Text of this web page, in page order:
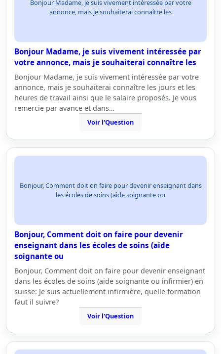
Bonjour Madame, je suis vivement intéressée par votre
annonce, mais je souhaiterai connaître les
Bonjour Madame, je suis vivement intéressée par
votre annonce, mais je souhaiterai connaître les
Bonjour Madame, je suis vivement intéressée par votre
annonce, mais je souhaiterai connaître les jours et les
heures de travail ainsi que le salaire proposés. Je vous
remercie par avance et dans…
Voir l'Question
Bonjour, Comment doit on faire pour devenir enseignant dans
les écoles de soins (aide soignante ou
Bonjour, Comment doit on faire pour devenir
enseignant dans les écoles de soins (aide
soignante ou
Bonjour, Comment doit on faire pour devenir enseignant
dans les écoles de soins (aide soignante ou infirmier) en
suisse: Je suis actuellement infirmière, quelle formation
faut il suivre?
Voir l'Question